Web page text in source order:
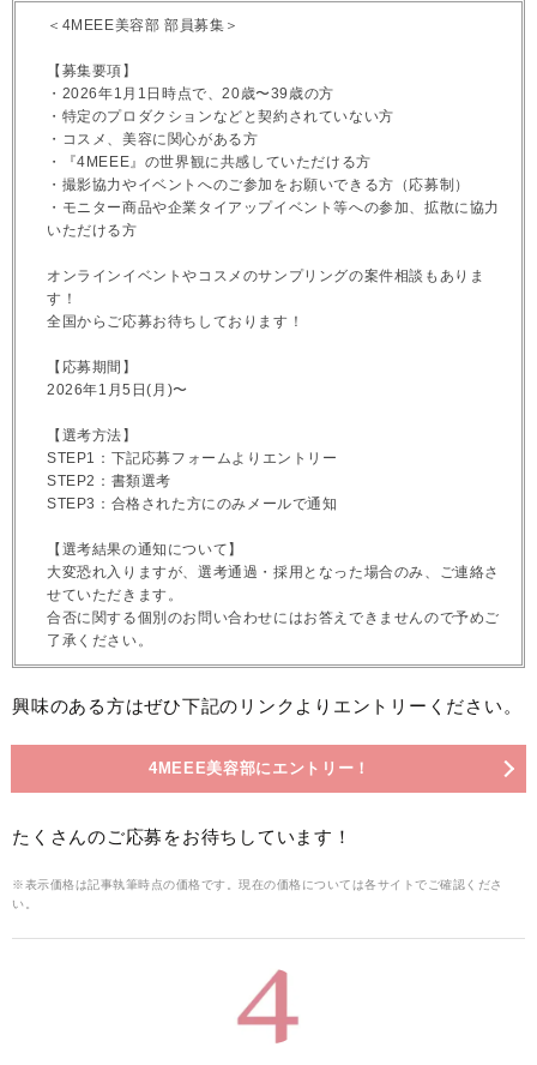
＜4MEEE美容部 部員募集＞
【募集要項】
・2026年1月1日時点で、20歳〜39歳の方
・特定のプロダクションなどと契約されていない方
・コスメ、美容に関心がある方
・『4MEEE』の世界観に共感していただける方
・撮影協力やイベントへのご参加をお願いできる方（応募制）
・モニター商品や企業タイアップイベント等への参加、拡散に協力
いただける方
オンラインイベントやコスメのサンプリングの案件相談もありま
す！
全国からご応募お待ちしております！
【応募期間】
2026年1月5日(月)〜
【選考方法】
STEP1：下記応募フォームよりエントリー
STEP2：書類選考
STEP3：合格された方にのみメールで通知
【選考結果の通知について】
大変恐れ入りますが、選考通過・採用となった場合のみ、ご連絡さ
せていただきます。
合否に関する個別のお問い合わせにはお答えできませんので予めご
了承ください。
興味のある方はぜひ下記のリンクよりエントリーください。
4MEEE美容部にエントリー！
たくさんのご応募をお待ちしています！
※表示価格は記事執筆時点の価格です。現在の価格については各サイトでご確認くださ
い。